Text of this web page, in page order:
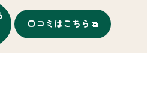
口コミはこちら
Trimming Salon E-basho ALL RIGHTS